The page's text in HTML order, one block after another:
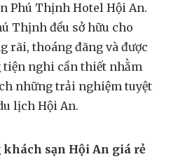
Phú Thịnh Hotel Hội An.
Thịnh đều sở hữu cho
rãi, thoáng đãng và được
tiện nghi cần thiết nhằm
những trải nghiệm tuyệt
lịch Hội An.
khách sạn Hội An giá rẻ